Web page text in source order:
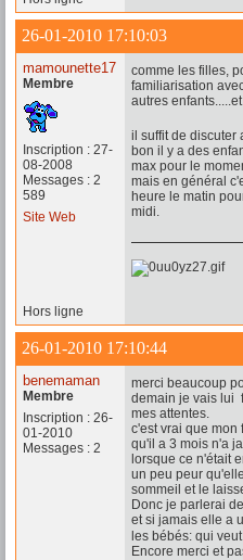
26-01-2010 17:10:03
mamounette17
Membre
Inscription : 27-
08-2008
Messages : 2
589
Site Web
comme les filles,
familiarisation
autres
il suffit de discuter
bon il y a des
max pour le
mais en général
heure le matin
midi.
Hors ligne
26-01-2010 17:10:44
benemaman
Membre
Inscription : 26-
01-2010
Messages : 2
merci beaucoup
demain je vais lui
mes attentes.
c'est vrai que mon
qu'il a 3 mois n'a
lorsque ce n'était
un peu peur
sommeil et le
Donc je parlerai
et si jamais elle a
les bébés: qui
Encore merci et